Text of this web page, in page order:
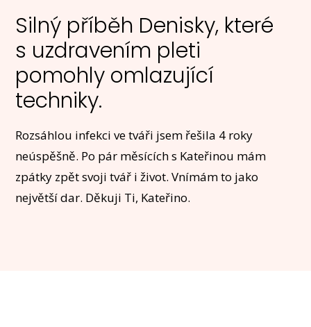
Silný příběh Denisky, které
s uzdravením pleti
pomohly omlazující
techniky.
Rozsáhlou infekci ve tváři jsem řešila 4 roky
neúspěšně. Po pár měsících s Kateřinou mám
zpátky zpět svoji tvář i život. Vnímám to jako
největší dar. Děkuji Ti, Kateřino.